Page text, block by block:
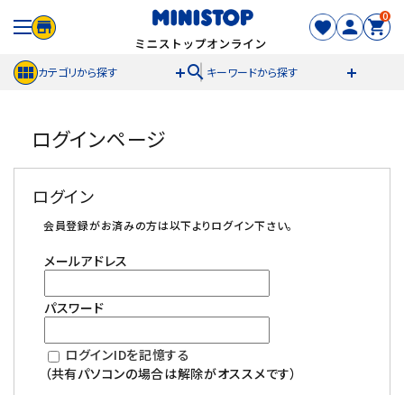
0
カテゴリから探す search キーワードから探す
meeting_room ログイン person 新規登録
セール商品
カテゴリから探す
冷凍食品
スイーツ
ログインページ
ログイン
会員登録がお済みの方は以下よりログイン下さい。
メールアドレス
パスワード
ログインIDを記憶する
（共有パソコンの場合は解除がオススメです）